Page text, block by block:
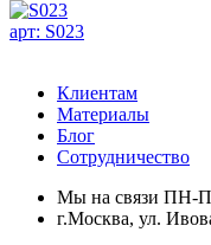
арт: S023
Клиентам
Материалы
Блог
Сотрудничество
Мы на связи ПН-
г.Москва, ул.